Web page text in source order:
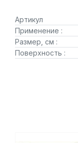
Артикул
Применение :
Размер, см :
Поверхность :